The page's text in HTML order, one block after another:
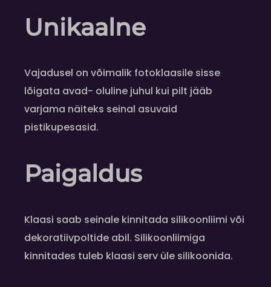
Unikaalne
Vajadusel on võimalik fotoklaasile sisse
lõigata avad- oluline juhul kui pilt jääb
varjama näiteks seinal asuvaid
pistikupesasid.
Paigaldus
Klaasi saab seinale kinnitada silikoonliimi või
dekoratiivpoltide abil. Silikoonliimiga
kinnitades tuleb klaasi serv üle silikoonida.